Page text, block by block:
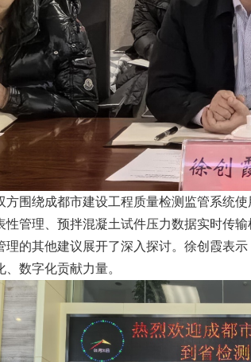
方围绕成都市建设工程质量检测监管系统
性管理、预拌混凝土试件压力数据实时传
理的其他建议展开了深入探讨。徐创霞表
、数字化贡献力量。